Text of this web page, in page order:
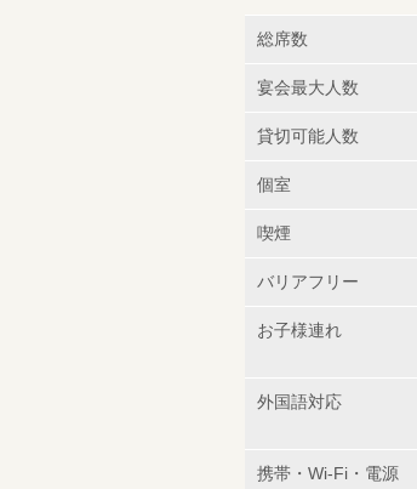
総席数
宴会最大人数
貸切可能人数
個室
喫煙
バリアフリー
お子様連れ
外国語対応
携帯・Wi-Fi・電源